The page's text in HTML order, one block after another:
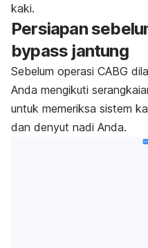
kaki.
Persiapan
bypass jantung
Sebelum operasi CABG
Anda mengikuti
untuk memeriksa sistem
dan denyut nadi Anda.